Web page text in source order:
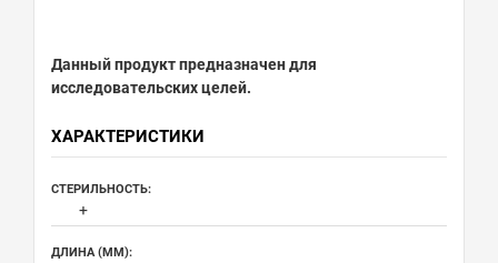
Данный продукт предназначен для
исследовательских целей.
ХАРАКТЕРИСТИКИ
СТЕРИЛЬНОСТЬ:
+
ДЛИНА (ММ):